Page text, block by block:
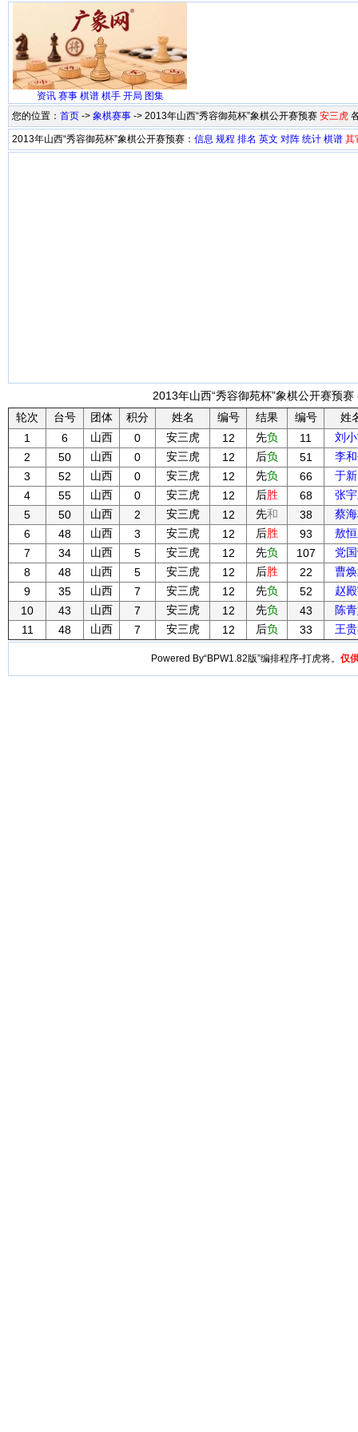
资讯 赛事 棋谱 棋手 开局 图集
您的位置： 首页 -> 象棋赛事 -> 2013年山西“秀容御苑杯”象棋公开赛预赛 安三虎
2013年山西“秀容御苑杯”象棋公开赛预赛： 信息 规程 排名 英文 对阵 统计 棋谱 其
2013年山西“秀容御苑杯”象棋公开赛预赛
轮次
台号 团体 积分 姓名 编号 结果 编号
姓
1
6 山西 0 安三虎 12 先负 11
刘
2
50 山西 0 安三虎 12 后负 51
李
3
52 山西 0 安三虎 12 先负 66
于
4
55 山西 0 安三虎 12 后胜 68
张
5
50 山西 2 安三虎 12 先和 38
蔡
6
48 山西 3 安三虎 12 后胜 93
敖
7
34 山西 5 安三虎 12 先负 107
党
8
48 山西 5 安三虎 12 后胜 22
曹
9
35 山西 7 安三虎 12 先负 52
赵
10
43 山西 7 安三虎 12 先负 43
陈
11
48 山西 7 安三虎 12 后负 33 王
Powered By“BPW1.82版”编排程序-打虎将。 仅